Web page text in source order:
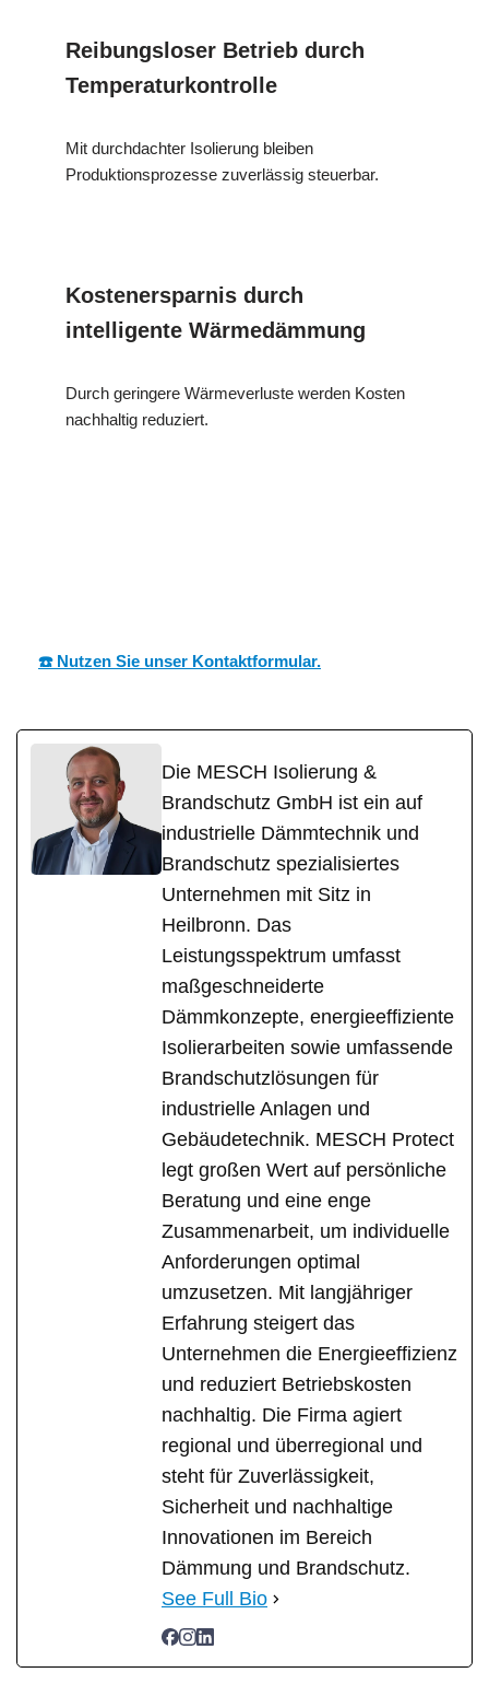
Reibungsloser Betrieb durch
Temperaturkontrolle
Mit durchdachter Isolierung bleiben
Produktionsprozesse zuverlässig steuerbar.
Kostenersparnis durch
intelligente Wärmedämmung
Durch geringere Wärmeverluste werden Kosten
nachhaltig reduziert.
☎️ Nutzen Sie unser Kontaktformular.
Die MESCH Isolierung &
Brandschutz GmbH ist ein auf
industrielle Dämmtechnik und
Brandschutz spezialisiertes
Unternehmen mit Sitz in
Heilbronn. Das
Leistungsspektrum umfasst
maßgeschneiderte
Dämmkonzepte, energieeffiziente
Isolierarbeiten sowie umfassende
Brandschutzlösungen für
industrielle Anlagen und
Gebäudetechnik. MESCH Protect
legt großen Wert auf persönliche
Beratung und eine enge
Zusammenarbeit, um individuelle
Anforderungen optimal
umzusetzen. Mit langjähriger
Erfahrung steigert das
Unternehmen die Energieeffizienz
und reduziert Betriebskosten
nachhaltig. Die Firma agiert
regional und überregional und
steht für Zuverlässigkeit,
Sicherheit und nachhaltige
Innovationen im Bereich
Dämmung und Brandschutz.
See Full Bio